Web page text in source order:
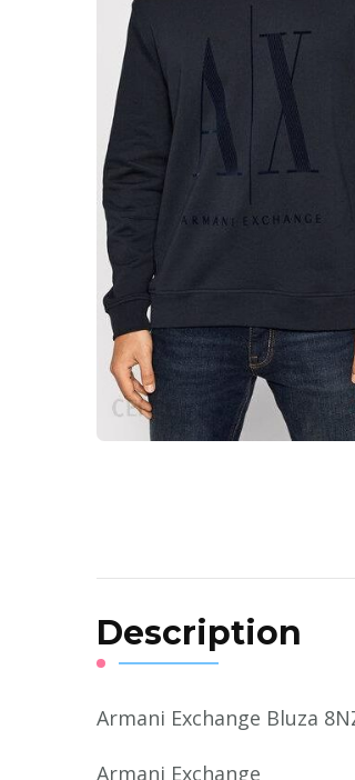
Description
Armani Exchange Bluza
Armani Exchange